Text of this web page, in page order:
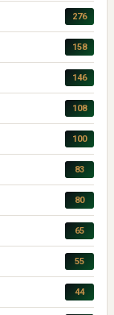
276
158
146
108
100
83
80
65
55
44